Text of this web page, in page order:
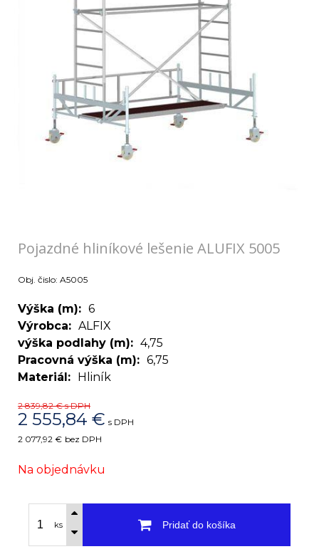
Pojazdné hliníkové lešenie ALUFIX 5005
Obj. čislo: A5005
Výška (m)
6
Výrobca
ALFIX
výška podlahy (m)
4,75
Pracovná výška (m)
6,75
Materiál
Hliník
2 839,82 €s DPH
2 555,84 € s DPH
2 077,92 € bez DPH
Na objednávku
ks Pridať do košíka